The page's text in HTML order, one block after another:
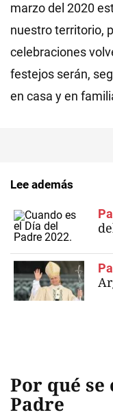
marzo del 2020
nuestro territorio,
celebraciones
festejos serán,
en casa y en
Lee además
Por qué
Padre